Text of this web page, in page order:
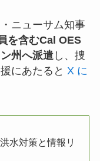
ニューサム知事
を含むCal OES
州へ派遣し、捜
にあたると X に
水対策と情報リ